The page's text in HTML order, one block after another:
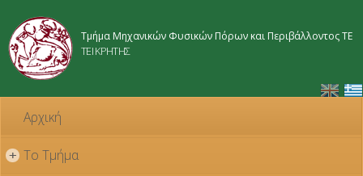
κυρίως
Τμήμα Μηχανικών Φυσικών Πόρων και Περιβάλλοντος ΤΕ
ΤΕΙ ΚΡΗΤΗΣ
Αρχική
+ Το Τμήμα